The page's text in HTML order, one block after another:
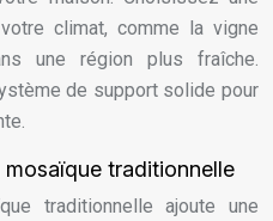
climat, comme la vigne
une région plus fraîche.
de support solide pour
mosaïque traditionnelle
traditionnelle ajoute une